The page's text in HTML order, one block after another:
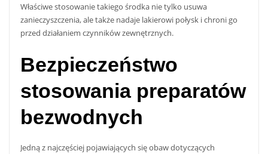
Właściwe stosowanie takiego środka nie tylko usuwa
zanieczyszczenia, ale także nadaje lakierowi połysk i chroni go
przed działaniem czynników zewnętrznych.
Bezpieczeństwo
stosowania preparatów
bezwodnych
Jedną z najczęściej pojawiających się obaw dotyczących